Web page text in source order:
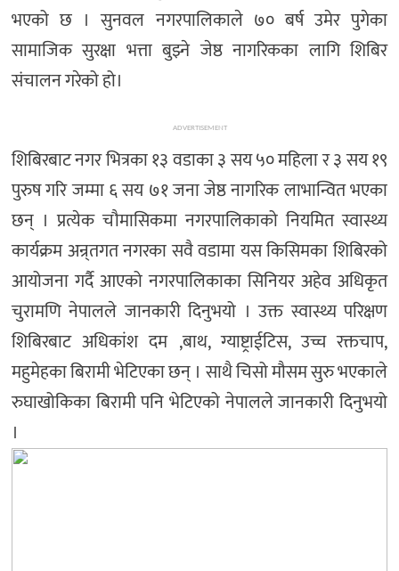
भएको छ । सुनवल नगरपालिकाले ७० बर्ष उमेर पुगेका
सामाजिक सुरक्षा भत्ता बुझ्ने जेष्ठ नागरिकका लागि शिबिर
संचालन गरेको हो।
ADVERTISEMENT
शिबिरबाट नगर भित्रका १३ वडाका ३ सय ५० महिला र ३ सय १९
पुरुष गरि जम्मा ६ सय ७१ जना जेष्ठ नागरिक लाभान्वित भएका
छन् । प्रत्येक चौमासिकमा नगरपालिकाको नियमित स्वास्थ्य
कार्यक्रम अन्र्तगत नगरका सवै वडामा यस किसिमका शिबिरको
आयोजना गर्दै आएको नगरपालिकाका सिनियर अहेव अधिकृत
चुरामणि नेपालले जानकारी दिनुभयो । उक्त स्वास्थ्य परिक्षण
शिबिरबाट अधिकांश दम ,बाथ, ग्याष्ट्राईटिस, उच्च रक्तचाप,
महुमेहका बिरामी भेटिएका छन् । साथै चिसो मौसम सुरु भएकाले
रुघाखोकिका बिरामी पनि भेटिएको नेपालले जानकारी दिनुभयो
।